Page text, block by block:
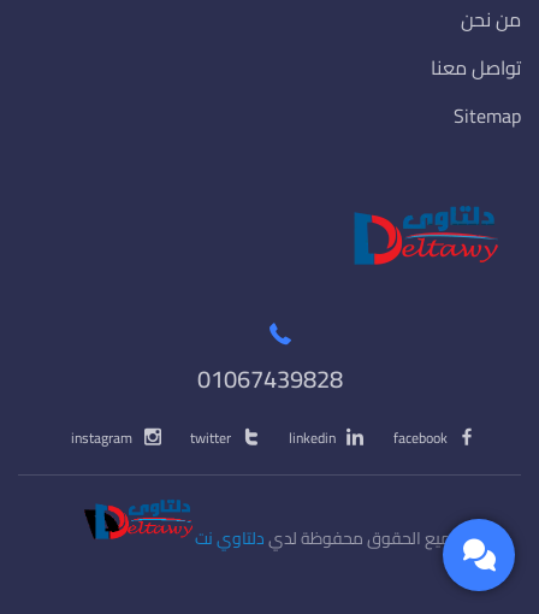
من نحن
تواصل معنا
Sitemap
01067439828
facebook
linkedin
twitter
instagram
جميع الحقوق محفوظة لديدلتاوي نت